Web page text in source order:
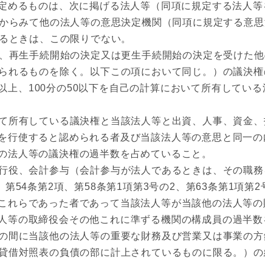
るものは、次に掲げる法人等（同項に規定する法人
らみて他の法人等の意思決定機関（同項に規定する意
ときは、この限りでない。
生手続開始の決定又は更生手続開始の決定を受けた
れるものを除く。以下この項において同じ。）の議決
、100分の50以下を自己の計算において所有してい
有している議決権と当該法人等と出資、人事、資金
行使すると認められる者及び当該法人等の意思と同一
法人等の議決権の過半数を占めていること。
、会計参与（会計参与が法人であるときは、その職
54条第2項、第58条第1項第3号の2、第63条第1項第
れらであった者であって当該法人等が当該他の法人等
等の取締役会その他これに準ずる機関の構成員の過半数
に当該他の法人等の重要な財務及び営業又は事業の
対照表の負債の部に計上されているものに限る。）